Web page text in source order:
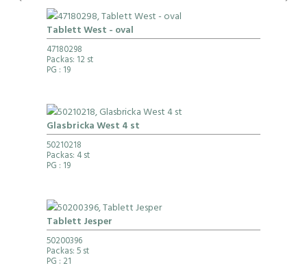
Tablett West - oval
47180298
Packas: 12 st
PG : 19
Glasbricka West 4 st
50210218
Packas: 4 st
PG : 19
Tablett Jesper
50200396
Packas: 5 st
PG : 21